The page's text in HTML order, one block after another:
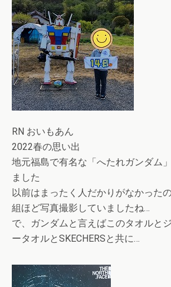
RN おいもあん
2022春の思い出
地元福島で有名な「へたれガンダム
ました
以前はまったく人だかりがなかった
組ほど写真撮影していましたね…
で、ガンダムと言えばこのタオルと
ータオルとSKECHERSと共に…